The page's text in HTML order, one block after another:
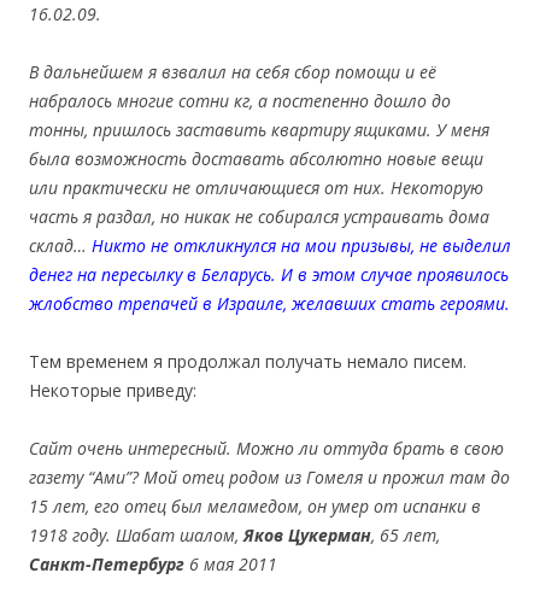
16.02.09.
В дальнейшем я взвалил на себя сбор помощи и её
набралось многие сотни кг, а постепенно дошло до
тонны, пришлось заставить квартиру ящиками. У меня
была возможность доставать абсолютно новые вещи
или практически не отличающиеся от них. Некоторую
часть я раздал, но никак не собирался устраивать дома
склад… Никто не откликнулся на мои призывы, не выделил
денег на пересылку в Беларусь. И в этом случае проявилось
жлобство трепачей в Израиле, желавших стать героями.
Тем временем я продолжал получать немало писем.
Некоторые приведу:
Сайт очень интересный. Можно ли оттуда брать в свою
газету “Ами”? Мой отец родом из Гомеля и прожил там до
15 лет, его отец был меламедом, он умер от испанки в
1918 году. Шабат шалом, Яков Цукерман, 65 лет,
Санкт-Петербург 6 мая 2011